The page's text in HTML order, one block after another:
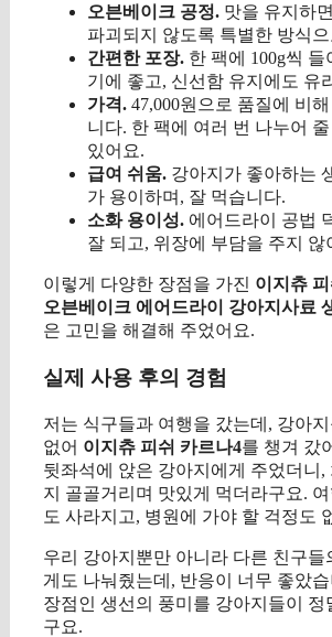
오븐베이크 공정. 맛을 유지하
파괴되지 않도록 특별한 방식
간편한 포장. 한 팩에 100g씩
기에 좋고, 신선함 유지에도 유
가격. 47,000원으로 품질에 비
니다. 한 팩에 여러 번 나누어 줄
있어요.
급여 쉬움. 강아지가 좋아하는
가 용이하며, 잘 먹습니다.
소화 용이성. 에어드라이 공법
잘 되고, 위장에 부담을 주지 않
이렇게 다양한 장점을 가진 이지츄
오븐베이크 에어드라이 강아지사료
은 고민을 해결해 주었어요.
실제 사용 후의 경험
저는 식구들과 여행을 갔는데, 강아
없어 이지츄 피쉬 카르나4를 챙겨 갔
뒷좌석에 앉은 강아지에게 주었더니,
지 골골거리며 맛있게 먹더라구요.
도 사라지고, 병원에 가야 할 걱정도
우리 강아지뿐만 아니라 다른 친구들
게도 나눠줬는데, 반응이 너무 좋았
장점인 생선의 풍미를 강아지들이 정
구요.